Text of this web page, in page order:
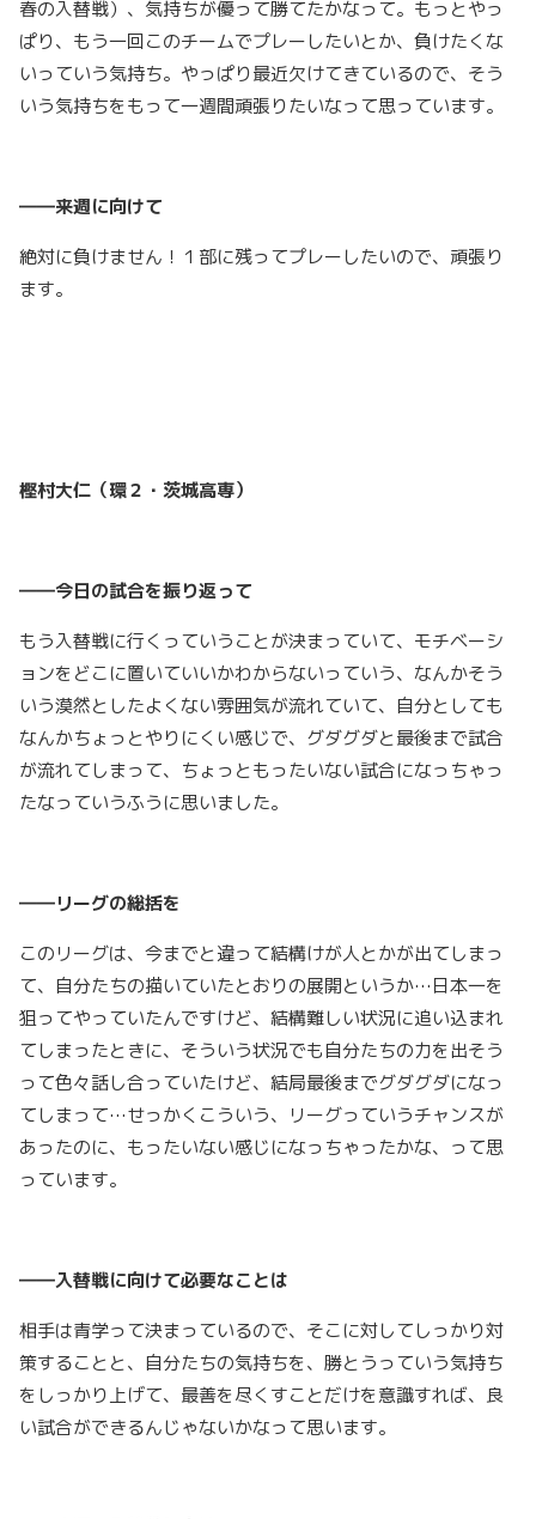
春の入替戦）、気持ちが優って勝てたかなって。もっとやっ
ぱり、もう一回このチームでプレーしたいとか、負けたくな
いっていう気持ち。やっぱり最近欠けてきているので、そう
いう気持ちをもって一週間頑張りたいなって思っています。
――来週に向けて
絶対に負けません！１部に残ってプレーしたいので、頑張り
ます。
樫村大仁（環２・茨城高専）
――今日の試合を振り返って
もう入替戦に行くっていうことが決まっていて、モチベーシ
ョンをどこに置いていいかわからないっていう、なんかそう
いう漠然としたよくない雰囲気が流れていて、自分としても
なんかちょっとやりにくい感じで、グダグダと最後まで試合
が流れてしまって、ちょっともったいない試合になっちゃっ
たなっていうふうに思いました。
――リーグの総括を
このリーグは、今までと違って結構けが人とかが出てしまっ
て、自分たちの描いていたとおりの展開というか…日本一を
狙ってやっていたんですけど、結構難しい状況に追い込まれ
てしまったときに、そういう状況でも自分たちの力を出そう
って色々話し合っていたけど、結局最後までグダグダになっ
てしまって…せっかくこういう、リーグっていうチャンスが
あったのに、もったいない感じになっちゃったかな、って思
っています。
――入替戦に向けて必要なことは
相手は青学って決まっているので、そこに対してしっかり対
策することと、自分たちの気持ちを、勝とうっていう気持ち
をしっかり上げて、最善を尽くすことだけを意識すれば、良
い試合ができるんじゃないかなって思います。